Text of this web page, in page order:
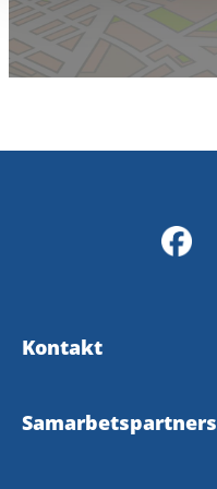
Kontakt
Kontakta oss
Samarbetspartners